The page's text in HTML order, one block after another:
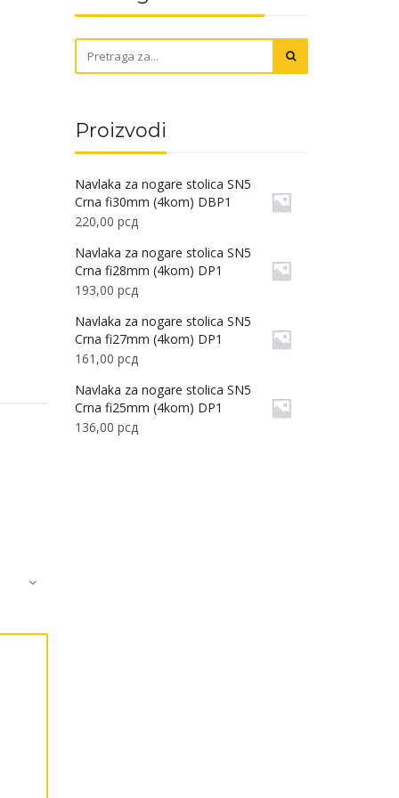
Proizvodi
Navlaka za nogare stolica SN5
Crna fi30mm (4kom) DBP1
220,00 рсд
Navlaka za nogare stolica SN5
Crna fi28mm (4kom) DP1
193,00 рсд
Navlaka za nogare stolica SN5
Crna fi27mm (4kom) DP1
161,00 рсд
Navlaka za nogare stolica SN5
Crna fi25mm (4kom) DP1
136,00 рсд